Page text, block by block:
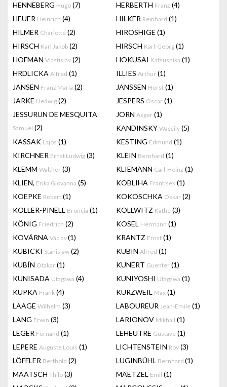
HENNEBERG Hugo (7) HERBERTH Franz (4)
HEUER Heinrich (4) HILKER Reinhard (1)
HILMER Charlotte (2) HIROSHIGE (1)
HIRSCH Karl Jakob (2) HIRSCH Karl-Georg (1)
HOFMAN Vlastislav (2) HOKUSAI Katsushika (1)
HRDLICKA Alfred (1) ILLIES Arthur (1)
JANSEN Franz Maria (2) JANSSEN Horst (1)
JARKE Hedwig (2) JESPERS Oscar (1)
JESSURUN DE MESQUITA
Samuel (2)
JORN Asger (1)
KANDINSKY Wassily (5)
KASSAK Lajos (1) KESTING Edmund (1)
KIRCHNER Ernst Ludwig (3) KLEIN Bernhard (1)
KLEMM Walther (3) KLIEMANN Carl-Heinz (1)
KLIEN, Erika Giovanna (5) KOBLIHA Frantisek (1)
KOEPKE Robert (1) KOKOSCHKA Oskar (2)
KOLLER-PINELL Broncia (1) KOLLWITZ Käthe (3)
KÖNIG Friedrich (2) KOSEL Hermann (1)
KOVÁRNA Václav(1) KRANTZ Ernst (1)
KUBICKI Stanislaw (2) KUBIN Alfred (1)
KUBÍN Otakar (1) KUNERT Guenter (1)
KUNISADA Utagawa (4) KUNIYOSHI Utagawa (1)
KUPKA Frank (4) KURZWEIL Max (1)
LAAGE Wilhelm (3) LABOUREUR Jean-Emile (1)
LANG Erwin (3) LARIONOV Mikhail (1)
LEGER Fernand (1) LEHEUTRE Gustave (1)
LEPERE Auguste Louis (1) LICHTENSTEIN Roy (3)
LÖFFLER Berthold (2) LUGINBÜHL Bernhard (1)
MAATSCH Thilo (3) MAETZEL Emil (1)